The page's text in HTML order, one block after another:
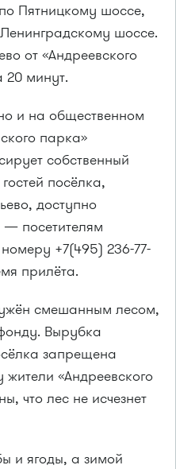
Пятницкому шоссе,
шоссе.
от «Андреевского
20 минут.
и на общественном
парка»
собственный
посёлка,
доступно
— посетителям
+7(495) 236-77-
прилёта.
смешанным лесом,
Вырубка
запрещена
«Андреевского
что лес не исчезнет
и ягоды, а зимой